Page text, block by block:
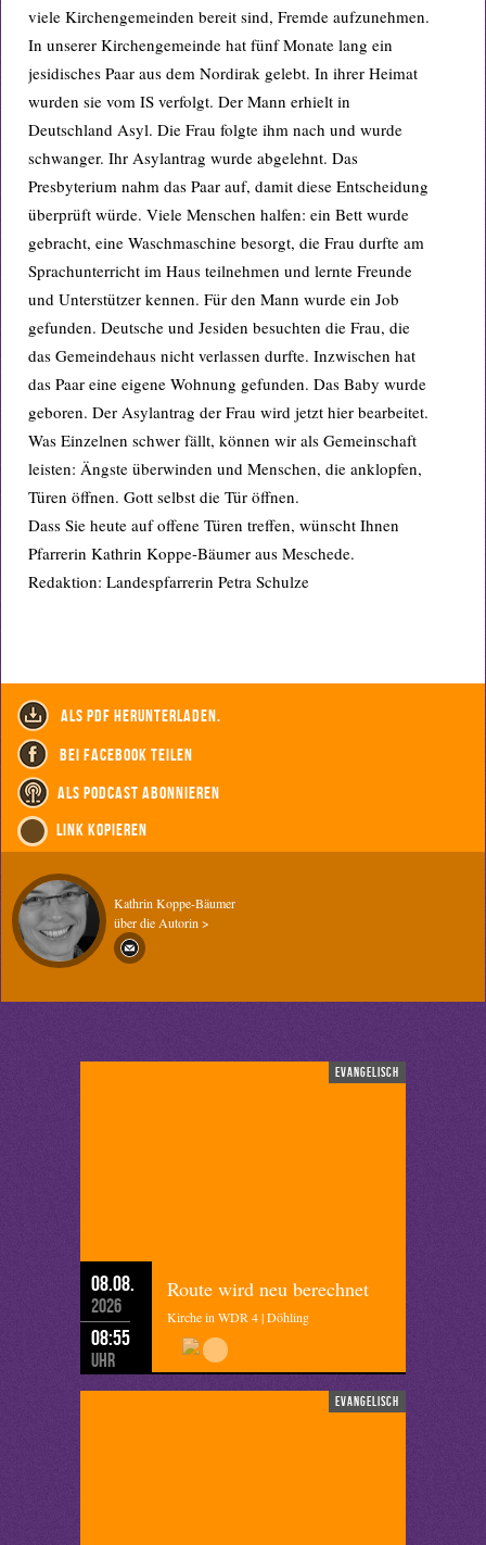
viele Kirchengemeinden bereit sind, Fremde aufzunehmen.
In unserer Kirchengemeinde hat fünf Monate lang ein
jesidisches Paar aus dem Nordirak gelebt. In ihrer Heimat
wurden sie vom IS verfolgt. Der Mann erhielt in
Deutschland Asyl. Die Frau folgte ihm nach und wurde
schwanger. Ihr Asylantrag wurde abgelehnt. Das
Presbyterium nahm das Paar auf, damit diese Entscheidung
überprüft würde. Viele Menschen halfen: ein Bett wurde
gebracht, eine Waschmaschine besorgt, die Frau durfte am
Sprachunterricht im Haus teilnehmen und lernte Freunde
und Unterstützer kennen. Für den Mann wurde ein Job
gefunden. Deutsche und Jesiden besuchten die Frau, die
das Gemeindehaus nicht verlassen durfte. Inzwischen hat
das Paar eine eigene Wohnung gefunden. Das Baby wurde
geboren. Der Asylantrag der Frau wird jetzt hier bearbeitet.
Was Einzelnen schwer fällt, können wir als Gemeinschaft
leisten: Ängste überwinden und Menschen, die anklopfen,
Türen öffnen. Gott selbst die Tür öffnen.
Dass Sie heute auf offene Türen treffen, wünscht Ihnen
Pfarrerin Kathrin Koppe-Bäumer aus Meschede.
Redaktion: Landespfarrerin Petra Schulze
als PDF herunterladen.
bei Facebook teilen
als Podcast abonnieren
Link kopieren
Kathrin Koppe-Bäumer
über die Autorin >
evangelisch
08.08.
2026
08:55
Uhr
Route wird neu berechnet
Kirche in WDR 4 | Döhling
evangelisch